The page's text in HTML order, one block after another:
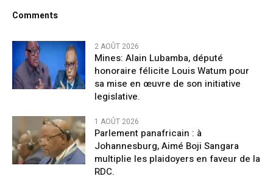
Comments
2 AOÛT 2026
Mines: Alain Lubamba, député
honoraire félicite Louis Watum pour
sa mise en œuvre de son initiative
legislative.
1 AOÛT 2026
Parlement panafricain : à
Johannesburg, Aimé Boji Sangara
multiplie les plaidoyers en faveur de la
RDC.